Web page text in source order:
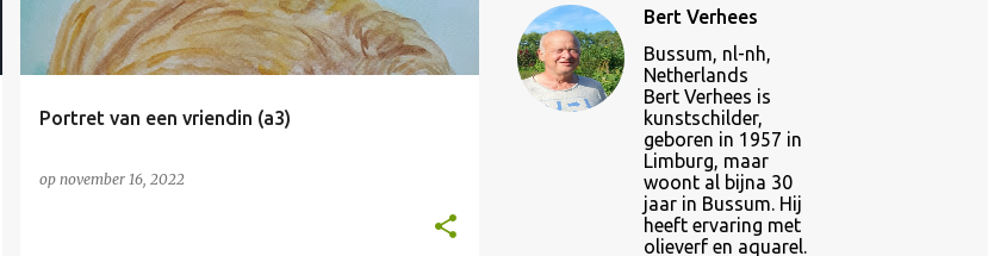
Portret van een vriendin (a3)
op november 16, 2022
Bert Verhees
Bussum, nl-nh,
Netherlands
Bert Verhees is
kunstschilder,
geboren in 1957 in
Limburg, maar
woont al bijna 30
jaar in Bussum. Hij
heeft ervaring met
olieverf en aquarel.